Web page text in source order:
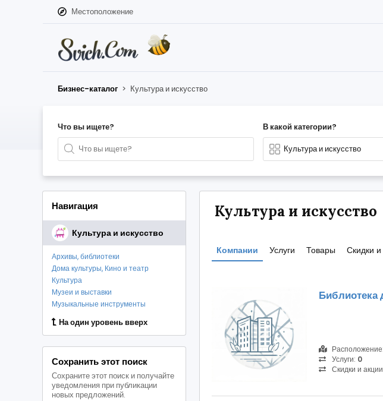
Местоположение
Бизнес-каталог > Культура и искусство
Что вы ищете? В какой категории?
Навигация
Культура и искусство
Архивы, библиотеки
Дома культуры, Кино и театр
Культура
Музеи и выставки
Музыкальные инструменты
На один уровень вверх
Сохранить этот поиск
Сохраните этот поиск и получайте
уведомления при публикации
новых предложений.
Культура и искусство
Компании Услуги Товары Скидки
Библиотека
Расположение:
Услуги: 0
Скидки и